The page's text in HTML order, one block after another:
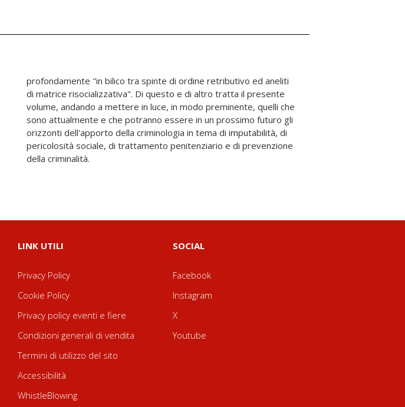
della criminalità.
LINK UTILI
Privacy Policy
Cookie Policy
Privacy policy eventi e fiere
Condizioni generali di vendita
Termini di utilizzo del sito
Accessibilità
WhistleBlowing
SOCIAL
Facebook
Instagram
X
Youtube